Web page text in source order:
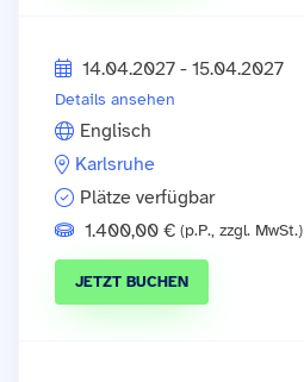
Details ansehen
14.04.2027 - 15.04.2027
Englisch
Karlsruhe
Plätze verfügbar
1.400,00 € (p.P., zzgl. MwSt.)
JETZT BUCHEN